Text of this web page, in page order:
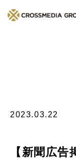
2023.03.22
【新聞広